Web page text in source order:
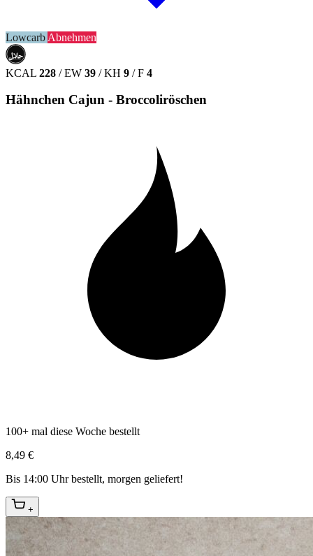
Lowcarb Abnehmen
حلال
HALAL
KCAL 228 / EW 39 / KH 9 / F 4
Hähnchen Cajun - Broccoliröschen
100+ mal diese Woche bestellt
8,49 €
Bis 14:00 Uhr bestellt, morgen geliefert!
+